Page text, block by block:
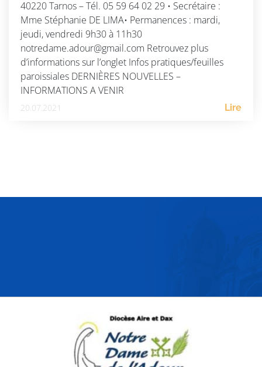
40220 Tarnos – Tél. 05 59 64 02 29 • Secrétaire :
Mme Stéphanie DE LIMA• Permanences : mardi,
jeudi, vendredi 9h30 à 11h30
notredame.adour@gmail.com Retrouvez plus
d’informations sur l’onglet Infos pratiques/feuilles
paroissiales DERNIÈRES NOUVELLES –
INFORMATIONS A VENIR
20.07.2021 Lire